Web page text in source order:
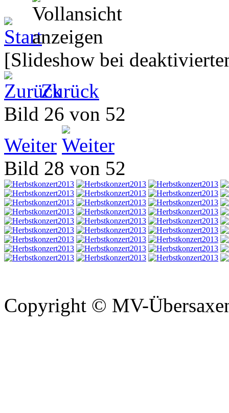
[Slideshow bei
Zurück
Bild 26 von 52
Weiter
Bild 28 von 52
Copyright © MV-